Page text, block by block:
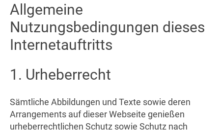
Allgemeine
Nutzungsbedingungen dieses
Internetauftritts
1. Urheberrecht
Sämtliche Abbildungen und Texte sowie deren
Arrangements auf dieser Webseite genießen
urheberrechtlichen Schutz sowie Schutz nach